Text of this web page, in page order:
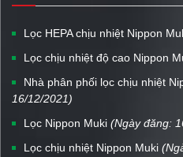
Lọc HEPA chịu nhiệt Nippon
Lọc chịu nhiệt độ cao Nippon
Nhà phân phối lọc chịu nhiệt
16/12/2021)
Lọc Nippon Muki (Ngày đăng:
Lọc chịu nhiệt Nippon Muki